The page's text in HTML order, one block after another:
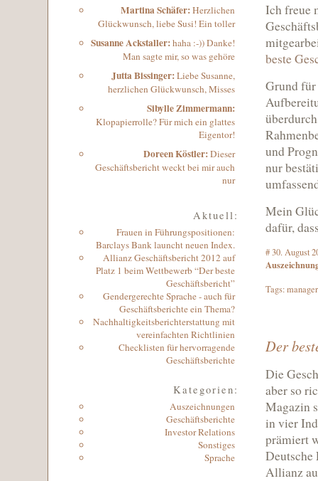
Martina Schäfer:Herzlichen
Glückwunsch, liebe Susi! Ein toller
Susanne Ackstaller:haha :-)) Danke!
Man sagte mir, so was gehöre
Jutta Bissinger:Liebe Susanne,
herzlichen Glückwunsch, Misses
Sibylle Zimmermann:
Klopapierrolle? Für mich ein glattes
Eigentor!
Doreen Köstler:Dieser
Geschäftsbericht weckt bei mir auch
nur
Aktuell:
Frauen in Führungspositionen:
Barclays Bank launcht neuen Index.
Allianz Geschäftsbericht 2012 auf
Platz 1 beim Wettbewerb “Der beste
Geschäftsbericht”
Gendergerechte Sprache - auch für
Geschäftsberichte ein Thema?
Nachhaltigkeitsberichterstattung mit
vereinfachten Richtlinien
Checklisten für hervorragende
Geschäftsberichte
Kategorien:
Auszeichnungen
Geschäftsberichte
Investor Relations
Sonstiges
Sprache
Ich freue
beste
Grund für
und
nur
Mein
dafür,
#30. August
Tags:
Der
Die
aber so
Magazin
in vier
prämiert
Deutsche
Allianz